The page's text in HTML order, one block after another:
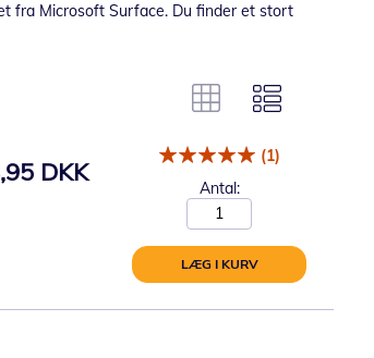
fra Microsoft Surface. Du finder et stort
DKK
(1)
Antal:
LÆG I KURV